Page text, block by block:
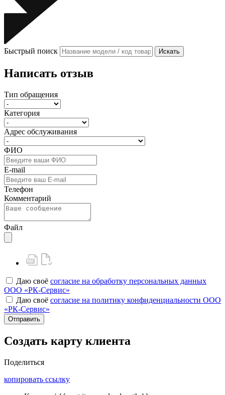
Быстрый поиск Искать
Написать отзыв
Тип обращения
Категория
Адрес обслуживания
ФИО
E-mail
Телефон
Комментарий
Файл
Даю своё согласие на обработку персональных данных
ООО «РК-Сервис»
Даю своё согласие на политику конфиденциальности ООО
«РК-Сервис»
Отправить
Создать карту клиента
Поделиться
копировать ссылку